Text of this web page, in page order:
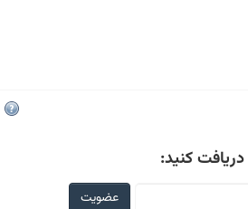
دریافت کنید:
عضویت